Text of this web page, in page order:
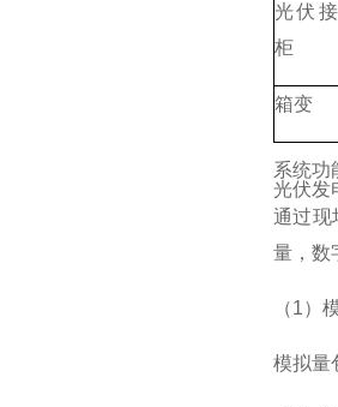
光伏
柜
箱变
系统功
光伏发
通过现
量，数
（1）
模拟量